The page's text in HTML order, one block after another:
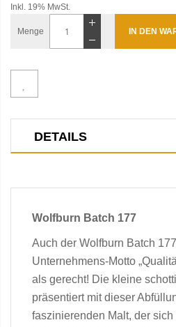
Inkl. 19% MwSt.
Menge IN DEN
DETAILS
Wolfburn Batch 177
Auch der Wolfburn Batch
Unternehmens-Motto
als gerecht! Die kleine
präsentiert mit dieser
faszinierenden Malt, der